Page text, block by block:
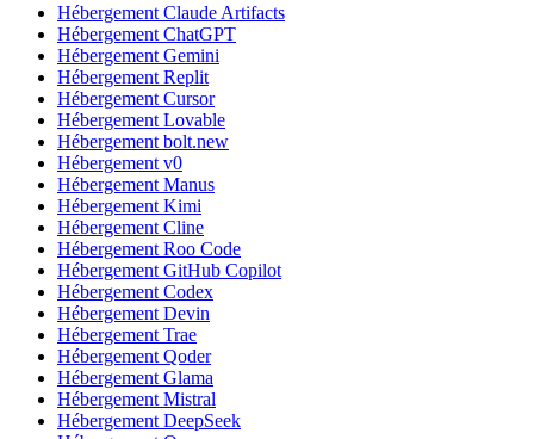
Hébergement Claude Artifacts
Hébergement ChatGPT
Hébergement Gemini
Hébergement Replit
Hébergement Cursor
Hébergement Lovable
Hébergement bolt.new
Hébergement v0
Hébergement Manus
Hébergement Kimi
Hébergement Cline
Hébergement Roo Code
Hébergement GitHub Copilot
Hébergement Codex
Hébergement Devin
Hébergement Trae
Hébergement Qoder
Hébergement Glama
Hébergement Mistral
Hébergement DeepSeek